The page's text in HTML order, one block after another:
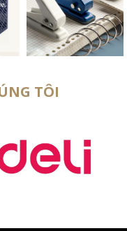
TÔI